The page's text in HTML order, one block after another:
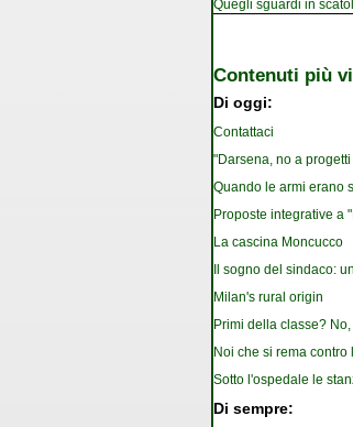
Quegli sguardi in
Contenuti più
Di oggi:
Contattaci
"Darsena, no a
Quando le armi erano
Proposte integrative a
La cascina Moncucco
Il sogno del sindaco:
Milan's rural origin
Primi della classe?
Noi che si rema contro
Sotto l'ospedale le
Di sempre: